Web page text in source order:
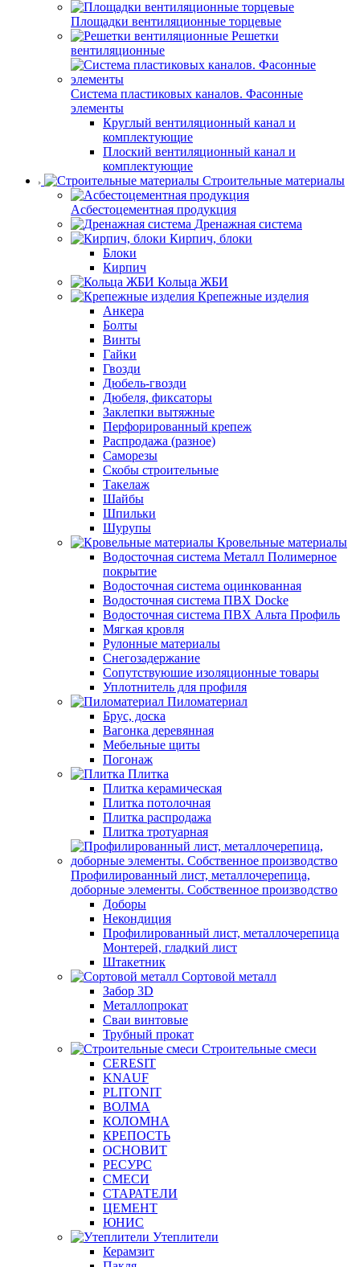
Площадки вентиляционные торцевые
Решетки
вентиляционные
Система пластиковых каналов. Фасонные
элементы
Круглый вентиляционный канал и
комплектующие
Плоский вентиляционный канал и
комплектующие
Строительные материалы
Асбестоцементная продукция
Дренажная система
Кирпич, блоки
Блоки
Кирпич
Кольца ЖБИ
Крепежные изделия
Анкера
Болты
Винты
Гайки
Гвозди
Дюбель-гвозди
Дюбеля, фиксаторы
Заклепки вытяжные
Перфорированный крепеж
Распродажа (разное)
Саморезы
Скобы строительные
Такелаж
Шайбы
Шпильки
Шурупы
Кровельные материалы
Водосточная система Металл Полимерное
покрытие
Водосточная система оцинкованная
Водосточная система ПВХ Docke
Водосточная система ПВХ Альта Профиль
Мягкая кровля
Рулонные материалы
Снегозадержание
Сопутствуюшие изоляционные товары
Уплотнитель для профиля
Пиломатериал
Брус, доска
Вагонка деревянная
Мебельные щиты
Погонаж
Плитка
Плитка керамическая
Плитка потолочная
Плитка распродажа
Плитка тротуарная
Профилированный лист, металлочерепица,
доборные элементы. Собственное производство
Доборы
Некондиция
Профилированный лист, металлочерепица
Монтерей, гладкий лист
Штакетник
Сортовой металл
Забор 3D
Металлопрокат
Сваи винтовые
Трубный прокат
Строительные смеси
CERESIT
KNAUF
PLITONIT
ВОЛМА
КОЛОМНА
КРЕПОСТЬ
ОСНОВИТ
РЕСУРС
СМЕСИ
СТАРАТЕЛИ
ЦЕМЕНТ
ЮНИС
Утеплители
Керамзит